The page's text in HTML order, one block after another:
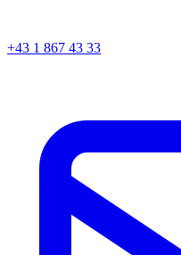
+43 1 867 43 33